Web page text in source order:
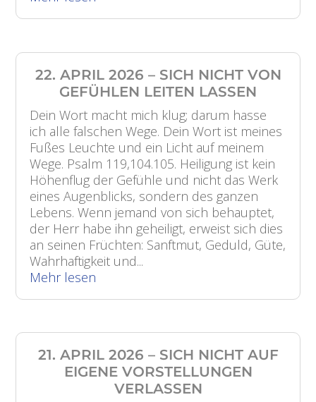
22. APRIL 2026 – SICH NICHT VON
GEFÜHLEN LEITEN LASSEN
Dein Wort macht mich klug; darum hasse
ich alle falschen Wege. Dein Wort ist meines
Fußes Leuchte und ein Licht auf meinem
Wege. Psalm 119,104.105. Heiligung ist kein
Höhenflug der Gefühle und nicht das Werk
eines Augenblicks, sondern des ganzen
Lebens. Wenn jemand von sich behauptet,
der Herr habe ihn geheiligt, erweist sich dies
an seinen Früchten: Sanftmut, Geduld, Güte,
Wahrhaftigkeit und...
Mehr lesen
21. APRIL 2026 – SICH NICHT AUF
EIGENE VORSTELLUNGEN
VERLASSEN